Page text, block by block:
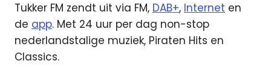
Tukker FM zendt uit via FM, DAB+, Internet en
de app. Met 24 uur per dag non-stop
nederlandstalige muziek, Piraten Hits en
Classics.